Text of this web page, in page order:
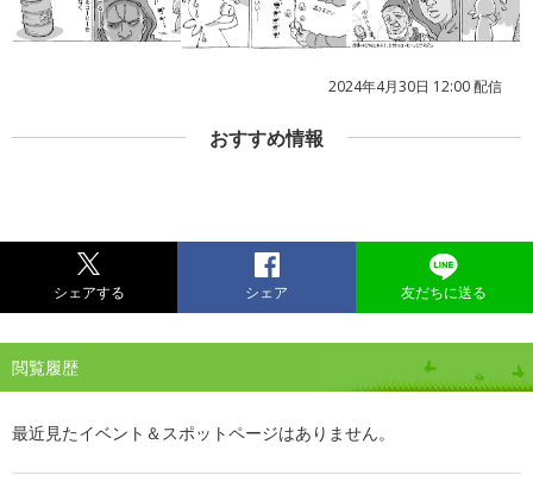
2024年4月30日 12:00 配信
おすすめ情報
シェアする シェア 友だちに送る
閲覧履歴
最近見たイベント＆スポットページはありません。